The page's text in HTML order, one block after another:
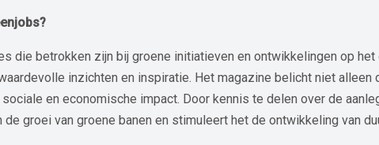
die betrokken zijn bij groene initiatieven en ontwikkelingen op het
inzichten en inspiratie. Het magazine belicht niet alleen
en economische impact. Door kennis te delen over de
groei van groene banen en stimuleert het de ontwikkeling van